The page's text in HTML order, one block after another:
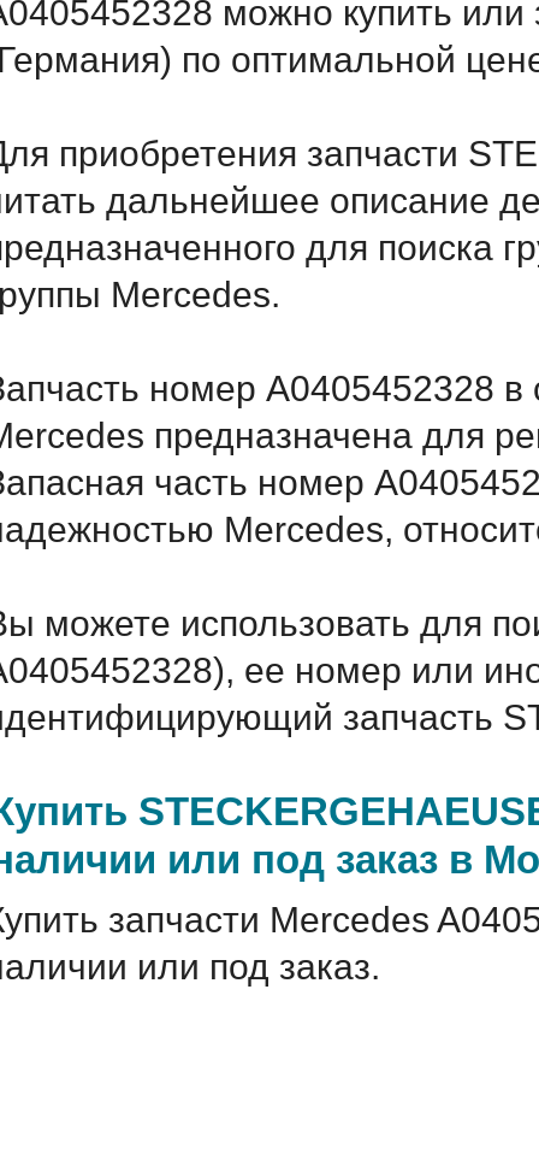
можно купить или
по оптимальной
приобретения запчасти
дальнейшее описание
для поиска
Mercedes.
номер A0405452328 в
предназначена для
часть номер
Mercedes,
можете использовать для
ее номер или
запчасть
или под заказ в
запчасти Mercedes
или под заказ.